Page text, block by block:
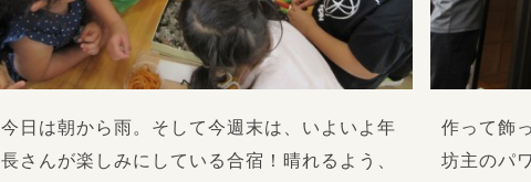
今日は朝から雨。そして今週末は、いよいよ年
長さんが楽しみにしている合宿！晴れるよう、
作って飾
坊主のパ